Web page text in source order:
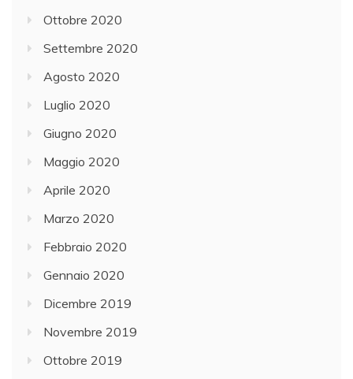
Ottobre 2020
Settembre 2020
Agosto 2020
Luglio 2020
Giugno 2020
Maggio 2020
Aprile 2020
Marzo 2020
Febbraio 2020
Gennaio 2020
Dicembre 2019
Novembre 2019
Ottobre 2019